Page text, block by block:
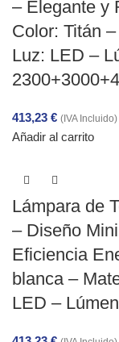
– Elegante y
Color: Titán
Luz: LED –
413,23 € (IVA Incluido)
Añadir al carrito
Lámpara de
– Diseño
Eficiencia
blanca –
LED –